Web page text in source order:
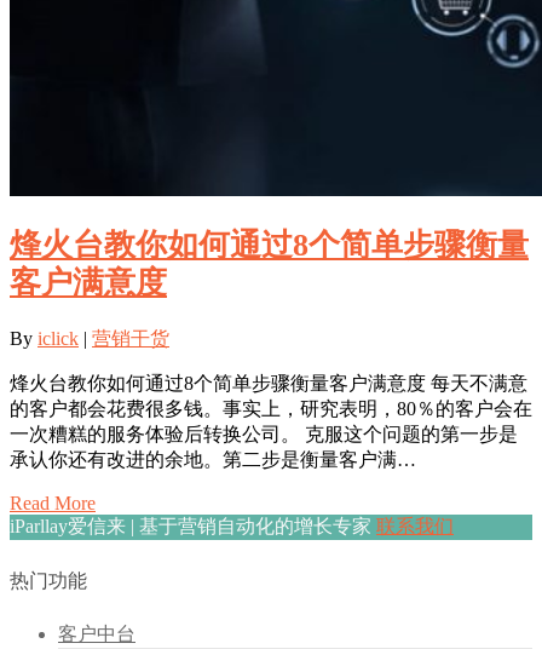
烽火台教你如何通过8个简单步骤衡量
客户满意度
By iclick | 营销干货
烽火台教你如何通过8个简单步骤衡量客户满意度 每天不满意
的客户都会花费很多钱。事实上，研究表明，80％的客户会在
一次糟糕的服务体验后转换公司。 克服这个问题的第一步是
承认你还有改进的余地。第二步是衡量客户满…
Read More
iParllay爱信来 | 基于营销自动化的增长专家 联系我们
热门功能
客户中台